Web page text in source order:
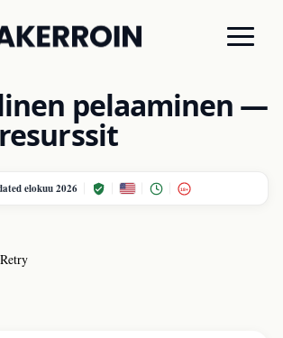
pelaaminen —
elokuu 2026 18+
Retry